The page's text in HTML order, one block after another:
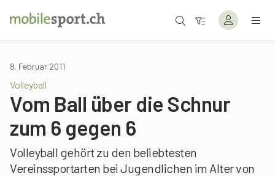
8. Februar 2011
Volleyball
Vom Ball über die Schnur
zum 6 gegen 6
Volleyball gehört zu den beliebtesten
Vereinssportarten bei Jugendlichen im Alter von